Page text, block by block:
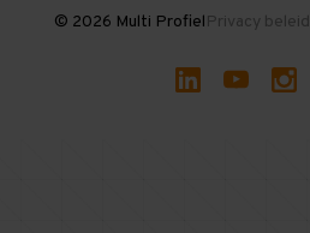
© 2026 Multi ProfielPrivacy beleid